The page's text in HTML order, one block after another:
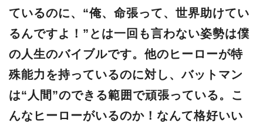
ているのに、“俺、命張って、世界助けてい
るんですよ！”とは一回も言わない姿勢は僕
の人生のバイブルです。他のヒーローが特
殊能力を持っているのに対し、バットマン
は“人間”のできる範囲で頑張っている。こ
んなヒーローがいるのか！なんて格好いい